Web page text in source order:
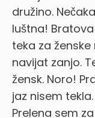
družino.
luštna!
teka za
navijat zanjo.
žensk. Noro!
jaz nisem
Prelena sem